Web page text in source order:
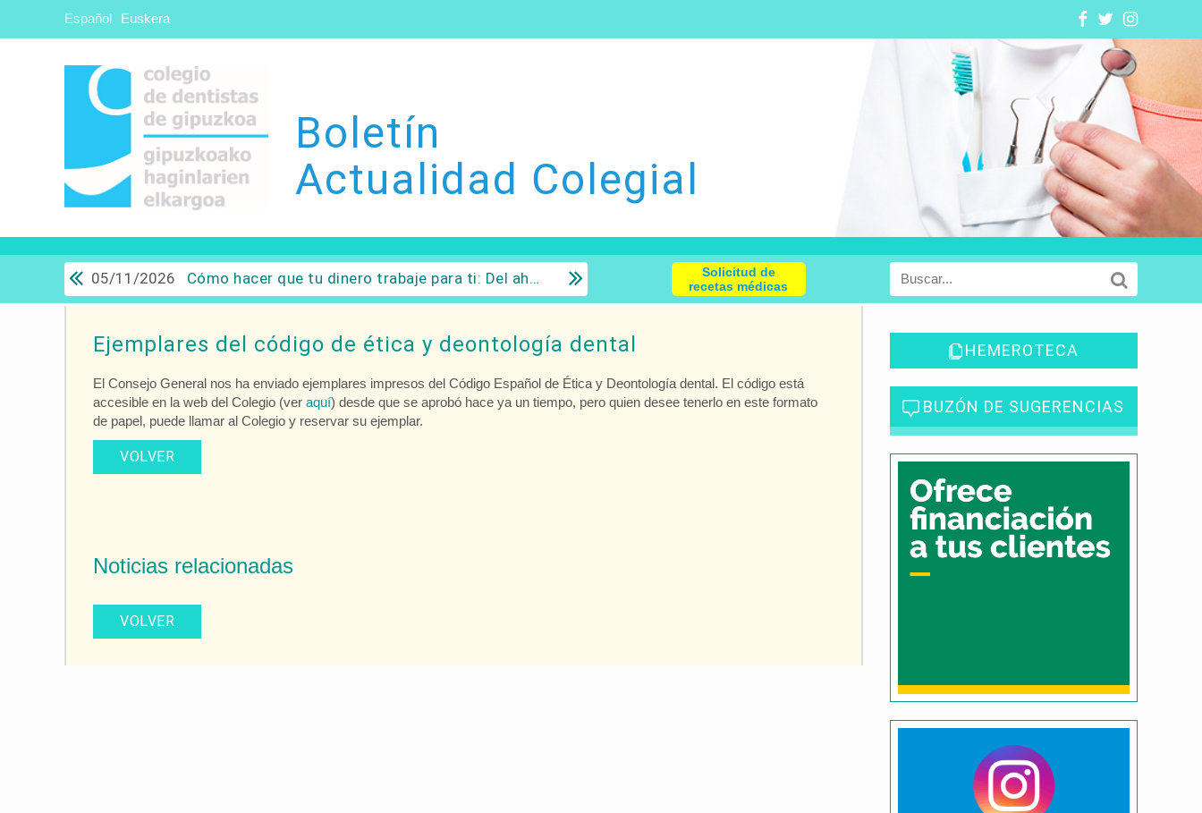
Español Euskera
Boletín
Actualidad Colegial
05/11/2026 Cómo hacer que tu dinero trabaje para ti: Del ahorro a la inversión con sentido común.
Solicitud de
recetas médicas
Ejemplares del código de ética y deontología dental
El Consejo General nos ha enviado ejemplares impresos del Código Español de Ética y Deontología dental. El código está
accesible en la web del Colegio (ver aquí) desde que se aprobó hace ya un tiempo, pero quien desee tenerlo en este formato
de papel, puede llamar al Colegio y reservar su ejemplar.
VOLVER
Noticias relacionadas
VOLVER
HEMEROTECA
BUZÓN DE SUGERENCIAS